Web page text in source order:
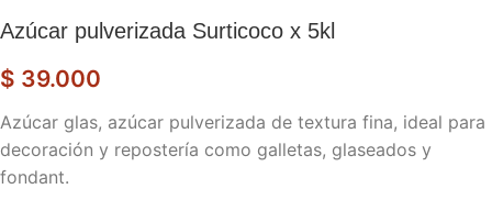
Azúcar pulverizada Surticoco x 5kl
$ 39.000
Azúcar glas, azúcar pulverizada de textura fina, ideal para
decoración y repostería como galletas, glaseados y
fondant.